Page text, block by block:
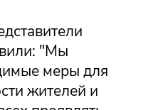
"Мы
меры для
жителей и